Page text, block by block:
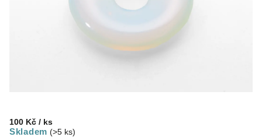
100 Kč / ks
Skladem (>5 ks)